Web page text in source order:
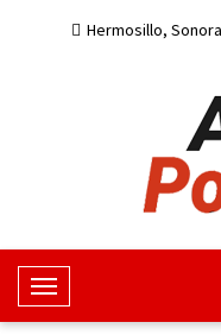
Hermosillo,
M
e